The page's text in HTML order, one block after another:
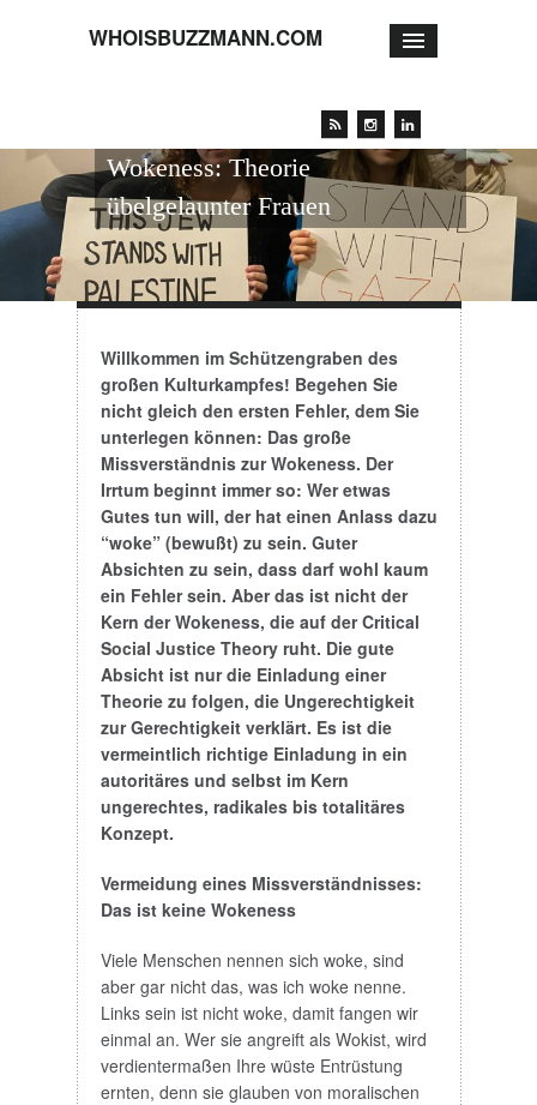
WHOISBUZZMANN.COM
Wokeness: Theorie
übelgelaunter Frauen
Willkommen im Schützengraben des
großen Kulturkampfes! Begehen Sie
nicht gleich den ersten Fehler, dem Sie
unterlegen können: Das große
Missverständnis zur Wokeness. Der
Irrtum beginnt immer so: Wer etwas
Gutes tun will, der hat einen Anlass dazu
“woke” (bewußt) zu sein. Guter
Absichten zu sein, dass darf wohl kaum
ein Fehler sein. Aber das ist nicht der
Kern der Wokeness, die auf der Critical
Social Justice Theory ruht. Die gute
Absicht ist nur die Einladung einer
Theorie zu folgen, die Ungerechtigkeit
zur Gerechtigkeit verklärt. Es ist die
vermeintlich richtige Einladung in ein
autoritäres und selbst im Kern
ungerechtes, radikales bis totalitäres
Konzept.
Vermeidung eines Missverständnisses:
Das ist keine Wokeness
Viele Menschen nennen sich woke, sind
aber gar nicht das, was ich woke nenne.
Links sein ist nicht woke, damit fangen wir
einmal an. Wer sie angreift als Wokist, wird
verdientermaßen Ihre wüste Entrüstung
ernten, denn sie glauben von moralischen